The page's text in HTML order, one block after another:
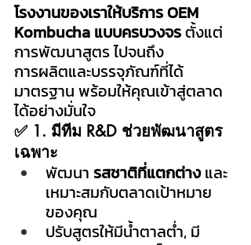
โรงงานของเราให้บริการ OEM
Kombucha แบบครบวงจร ตั้งแต่
การพัฒนาสูตร ไปจนถึง
การผลิตและบรรจุภัณฑ์ที่ได้
มาตรฐาน พร้อมให้คุณเข้าสู่ตลาด
ได้อย่างมั่นใจ
✅ 1. มีทีม R&D ช่วยพัฒนาสูตร
เฉพาะ
พัฒนา รสชาติที่แตกต่าง และ
เหมาะสมกับตลาดเป้าหมาย
ของคุณ
ปรับสูตรให้มีน้ำตาลต่ำ, มี